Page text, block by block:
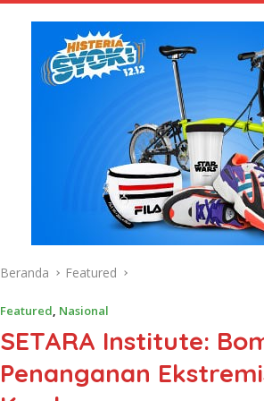
Beranda Featured
Featured, Nasional
SETARA Institute:
Penanganan